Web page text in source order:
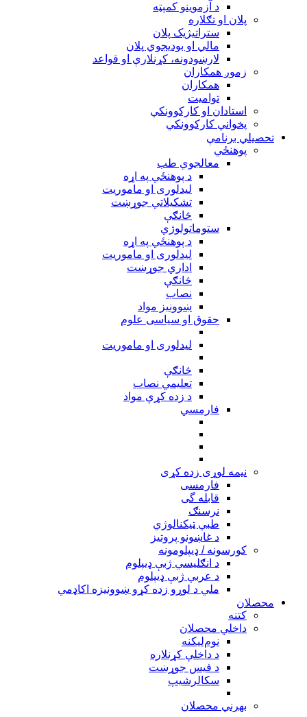
د آزموينو کمېټه
پلان او تګلاره
ستراتيژيک پلان
مالي او بوديجوي پلان
لارښودونه، کړنلارې او قواعد
زموږ همکاران
همکاران
توامیت
استادان او کارکوونکي
پخواني کارکوونکي
تحصيلي برنامې
پوهنځي
معالجوي طب
د پوهنځي په اړه
ليدلوری او ماموريت
تشکیلاتي جوړښت
څانګې
ستوماتولوژي
د پوهنځي په اړه
ليدلوری او ماموريت
اداري جوړښت
څانګې
نصاب
ښوونيز مواد
حقوق او سیاسی علوم
ليدلوری او ماموريت
څانګې
تعلیمي نصاب
د زده کړې مواد
فارمسي
نیمه لوړی زده کړی
فارمسی
قابله گی
نرسنګ
طبي ټیکنالوژي
د غاښونو پروتیز
کورسونه / ډیپلومونه
د انګلیسي ژبې ډیپلوم
د عربي ژبې ډیپلوم
ملي د لوړو زده کړو ښوونیزه اکاډمي
محصلان
کتنه
داخلي محصلان
نوم‌ليکنه
د داخلې کړنلاره
د فیس جوړښت
سکالرشیپ
بهرني محصلان